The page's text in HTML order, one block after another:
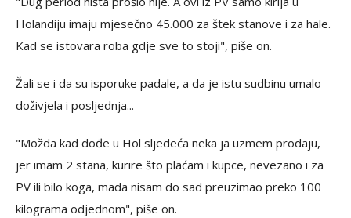
Holandiju imaju mjesečno 45.000 za štek stanove i za hale.
Kad se istovara roba gdje sve to stoji", piše on.
Žali se i da su isporuke padale, a da je istu sudbinu umalo
doživjela i posljednja...
"Možda kad dođe u Hol sljedeća neka ja uzmem prodaju,
jer imam 2 stana, kurire što plaćam i kupce, nevezano i za
PV ili bilo koga, mada nisam do sad preuzimao preko 100
kilograma odjednom", piše on.